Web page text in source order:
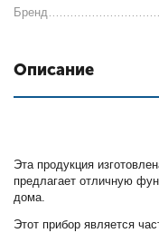
Бренд
Описание
Эта продукция
предлагает отличную
дома.
Этот прибор является